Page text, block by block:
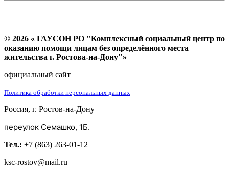
© 2026 « ГАУСОН РО "Комплексный социальный центр по
оказанию помощи лицам без определённого места
жительства г. Ростова-на-Дону"»
официальный сайт
Политика обработки персональных данных
Россия, г. Ростов-на-Дону
переулок Семашко, 1Б.
Тел.: +7 (863) 263-01-12
ksc-rostov@mail.ru